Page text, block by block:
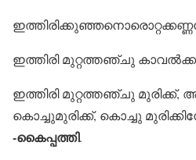
ഇത്തിരി മുറ്റത്തഞ്ചു
ഇത്തിരി മുറ്റത്തഞ്ചു മുരിക്ക്,
കൊച്ചുമുരിക്ക്, കൊച്ചു
-കൈപ്പത്തി.